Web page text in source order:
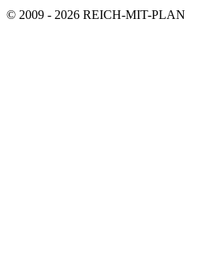
© 2009 - 2026 REICH-MIT-PLAN